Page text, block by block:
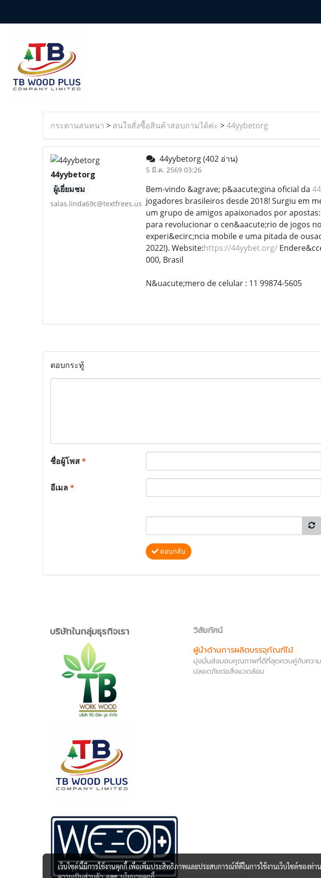
กระดานสนทนา > สนใจสั่งซื้อสินค้าสอบถามได้ค่ะ >44yybetorg
44yybetorg
ผู้เยี่ยมชม
salas.linda69c@textfrees.us
44yybetorg(402 อ่าน)
5 มี.ค. 2569 03:26
Bem-vindo &agrave; p&aacute;gina oficial da
jogadores brasileiros desde 2018! Surgiu em
um grupo de amigos apaixonados por
para revolucionar o cen&aacute;rio de jogos
experi&ecirc;ncia mobile e uma pitada de
2022!). Website:https://44yybet.org/
000, Brasil
N&uacute;mero de celular : 11 99874-5605
ตอบกระทู้
ชื่อผู้โพส*
อีเมล*
ตอบกลับ
บริษัทในกลุ่มธุรกิจเรา
วิสัยทัศน์
ผู้นำด้านการผลิตบรรจุภัณฑ์ไม้
มุ่งมั่นส่งมอบคุณภาพที่ดีที่สุดควบคู่กับความ
ปลอดภัยต่อสิ่งแวดล้อม
เว็บไซต์นี้มีการใช้งานคุกกี้ เพื่อเพิ่มประสิทธิภาพและประสบการณ์ที่ดีในการใช้งานเว็บไซต์ของท่า